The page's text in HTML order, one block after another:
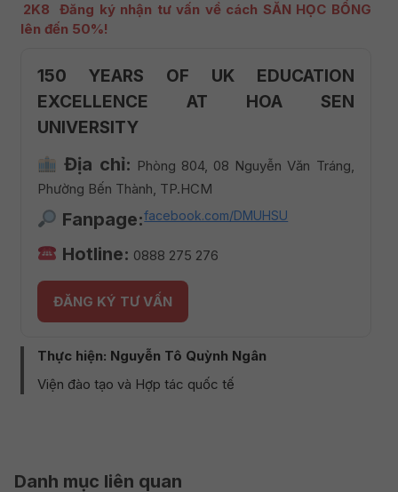
2K8
Đăng ký nhận tư vấn về cách SĂN HỌC BỔNG
lên đến 50%!
150 YEARS OF UK EDUCATION
EXCELLENCE AT HOA SEN
UNIVERSITY
Địa chỉ: Phòng 804, 08 Nguyễn Văn Tráng,
Phường Bến Thành, TP.HCM
Fanpage:facebook.com/DMUHSU
Hotline: 0888 275 276
ĐĂNG KÝ TƯ VẤN
Thực hiện: Nguyễn Tô Quỳnh Ngân
Viện đào tạo và Hợp tác quốc tế
Danh mục liên quan